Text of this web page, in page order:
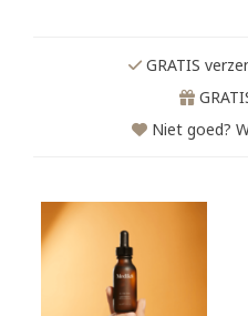
GRATIS
Niet goed?